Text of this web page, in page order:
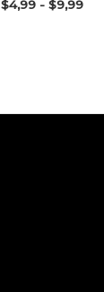
$4,99 - $9,99